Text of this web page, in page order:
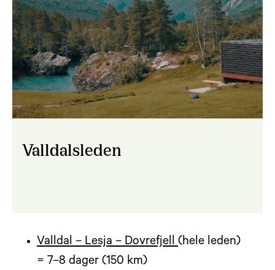
Valldalsleden
Valldal – Lesja – Dovrefjell(hele leden)
= 7–8 dager (150 km)